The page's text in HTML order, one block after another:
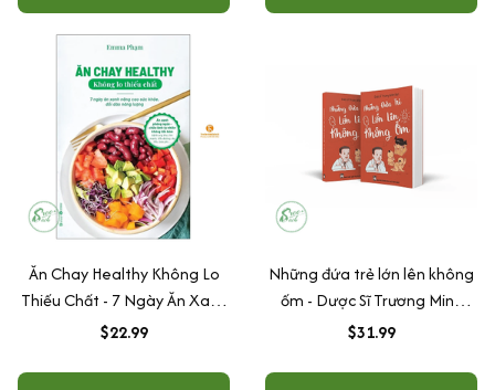
Ăn Chay Healthy Không Lo
Thiếu Chất - 7 Ngày Ăn Xanh
Nâng Cao Sức Khoẻ, Dồi Dào
$22.99
Những đứa trẻ lớn lên không
ốm - Dược Sĩ Trương Minh
Đạt
$31.99